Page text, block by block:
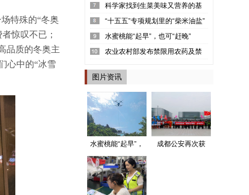
科学家找到生菜美味又营养的基
因密码“十五五”专项规划里的“柴米油盐”
水蜜桃能“起早”，也可“赶晚”
农业农村部发布禁限用农药及禁
图片资讯
水蜜桃能“起早”，
也可“赶晚”
成都公安再次获
特殊的“冬奥
惊叹不已；
品质的冬奥主
心中的“冰雪